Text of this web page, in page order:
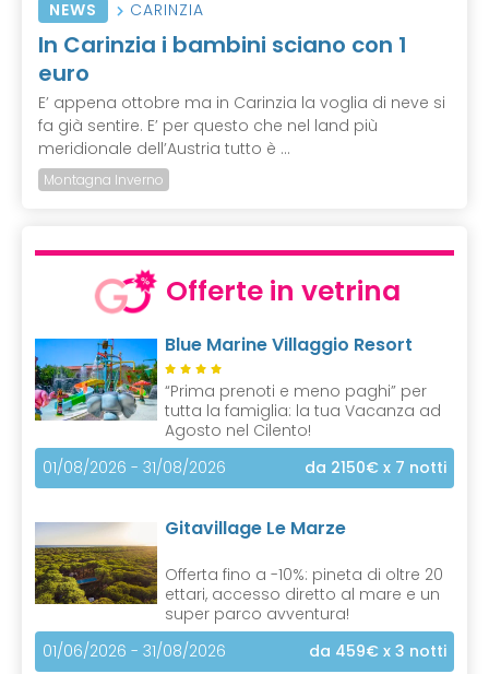
NEWS CARINZIA
In Carinzia i bambini sciano con 1
euro
E’ appena ottobre ma in Carinzia la voglia di neve si
fa già sentire. E’ per questo che nel land più
meridionale dell’Austria tutto è ...
Montagna Inverno
Offerte in vetrina
Blue Marine Villaggio Resort
“Prima prenoti e meno paghi” per
tutta la famiglia: la tua Vacanza ad
Agosto nel Cilento!
01/08/2026 - 31/08/2026
da 2150€ x 7 notti
Gitavillage Le Marze
Offerta fino a -10%: pineta di oltre 20
ettari, accesso diretto al mare e un
super parco avventura!
01/06/2026 - 31/08/2026
da 459€ x 3 notti